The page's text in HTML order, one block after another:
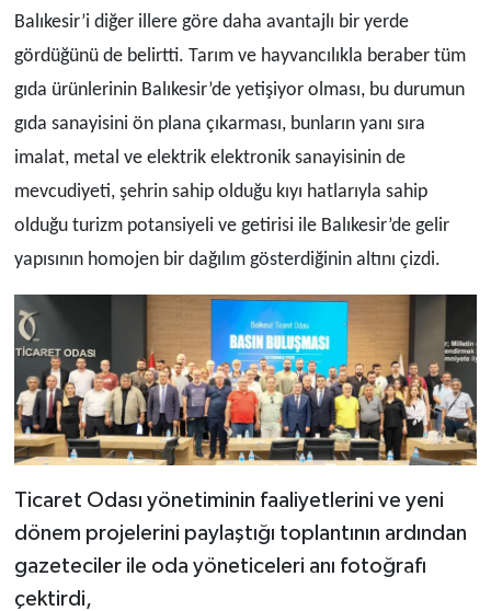
Balıkesir’i diğer illere göre daha avantajlı bir yerde
gördüğünü de belirtti. Tarım ve hayvancılıkla beraber tüm
gıda ürünlerinin Balıkesir’de yetişiyor olması, bu durumun
gıda sanayisini ön plana çıkarması, bunların yanı sıra
imalat, metal ve elektrik elektronik sanayisinin de
mevcudiyeti, şehrin sahip olduğu kıyı hatlarıyla sahip
olduğu turizm potansiyeli ve getirisi ile Balıkesir’de gelir
yapısının homojen bir dağılım gösterdiğinin altını çizdi.
Ticaret Odası yönetiminin faaliyetlerini ve yeni
dönem projelerini paylaştığı toplantının ardından
gazeteciler ile oda yöneticeleri anı fotoğrafı
çektirdi,